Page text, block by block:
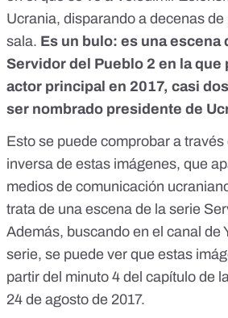
Ucrania, disparando a decenas
sala. Es un bulo: es una escena
Servidor del Pueblo 2 en la que
actor principal en 2017, casi
ser nombrado presidente de
Esto se puede comprobar a
inversa de estas imágenes, que
medios de comunicación
trata de una escena de la serie
Además, buscando en el canal de
serie, se puede ver que estas
partir del minuto 4 del capítulo de
24 de agosto de 2017.